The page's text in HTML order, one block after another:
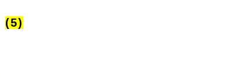
(5)